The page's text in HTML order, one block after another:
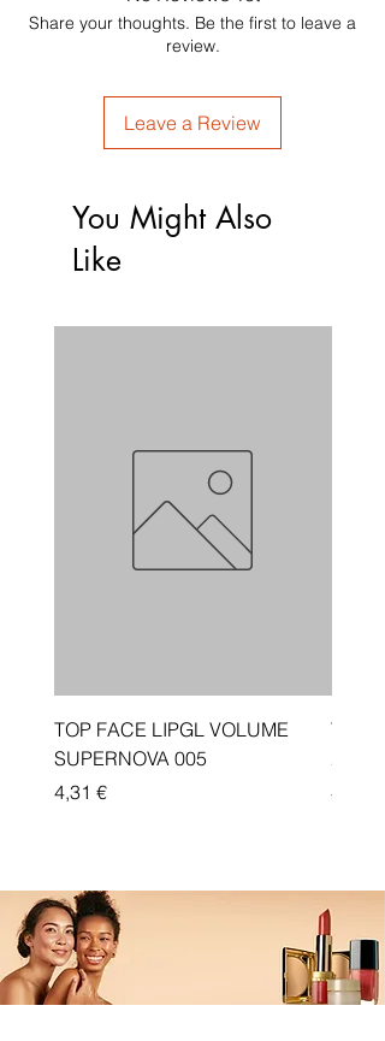
Share your thoughts. Be the first to leave a
review.
Leave a Review
You Might Also
Like
TOP FACE LIPGL VOLUME
SUPERNOVA 005
Price
4,31 €
Traka
Price
4,33 €